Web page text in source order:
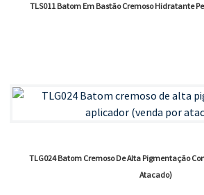
TLS011 Batom Em Bastão Cremoso Hidratante
TLG024 Batom Cremoso De Alta Pigmentação
Atacado)